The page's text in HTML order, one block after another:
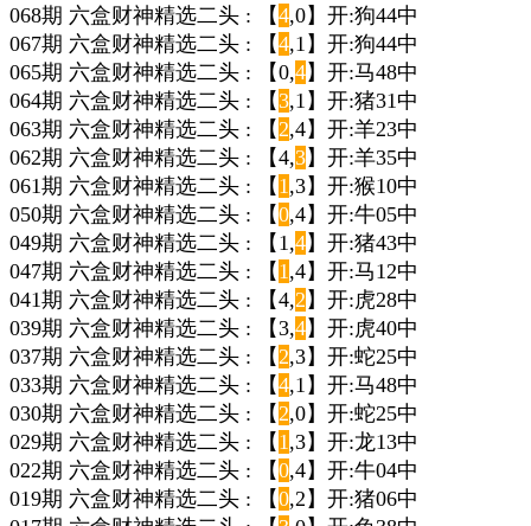
068期 六盒财神精选二头 : 【4,0】开:狗44中
067期 六盒财神精选二头 : 【4,1】开:狗44中
065期 六盒财神精选二头 : 【0,4】开:马48中
064期 六盒财神精选二头 : 【3,1】开:猪31中
063期 六盒财神精选二头 : 【2,4】开:羊23中
062期 六盒财神精选二头 : 【4,3】开:羊35中
061期 六盒财神精选二头 : 【 1,3】开:猴10中
050期 六盒财神精选二头 : 【0,4】开:牛05中
049期 六盒财神精选二头 : 【1,4】开:猪43中
047期 六盒财神精选二头 : 【 1,4】开:马12中
041期 六盒财神精选二头 : 【4,2 】开:虎28中
039期 六盒财神精选二头 : 【3,4】开:虎40中
037期 六盒财神精选二头 : 【2,3】开:蛇25中
033期 六盒财神精选二头 : 【4,1】开:马48中
030期 六盒财神精选二头 : 【2,0】开:蛇25中
029期 六盒财神精选二头 : 【 1,3】开:龙13中
022期 六盒财神精选二头 : 【0,4】开:牛04中
019期 六盒财神精选二头 : 【0,2】开:猪06中